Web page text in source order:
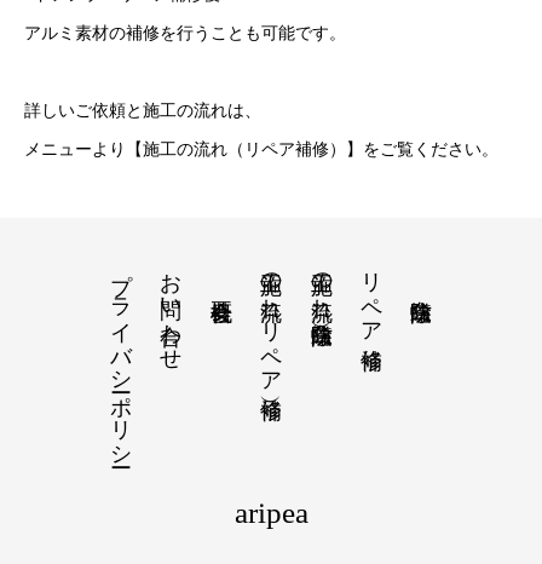
アルミ素材の補修を行うことも可能です。
詳しいご依頼と施工の流れは、
メニューより【施工の流れ（リペア補修）】をご覧ください。
リペア補修
施工の流れ（白蟻防除）
施工の流れ（リペア補修）
お問い合わせ
プライバシーポリシー
aripea